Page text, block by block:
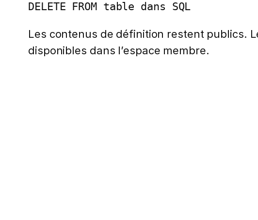
DELETE FROM table dans SQL
Les contenus de définition restent publics.
disponibles dans l’espace membre.